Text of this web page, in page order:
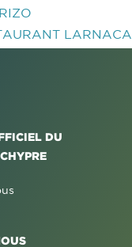
LARNACA
DU